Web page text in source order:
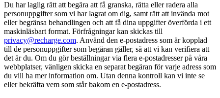
Du har laglig rätt att begära att få granska, rätta eller radera alla
personuppgifter som vi har lagrat om dig, samt rätt att invända mot
eller begränsa behandlingen och att få dina uppgifter överförda i ett
maskinläsbart format. Förfrågningar kan skickas till
privacy@recharge.com. Använd den e-postadress som är kopplad
till de personuppgifter som begäran gäller, så att vi kan verifiera att
det är du. Om du gör beställningar via flera e-postadresser på våra
webbplatser, vänligen skicka en separat begäran för varje adress som
du vill ha mer information om. Utan denna kontroll kan vi inte se
eller bekräfta vem som står bakom en e-postadress.